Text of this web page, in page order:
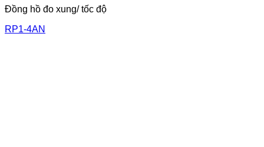
Đồng hồ đo xung/ tốc độ
RP1-4AN